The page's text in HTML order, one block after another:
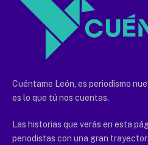
Cuéntame León, es periodismo
es lo que tú nos cuentas.
Las historias que verás en esta
periodistas con una gran